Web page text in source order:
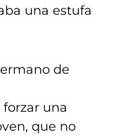
una estufa
de
una
que no